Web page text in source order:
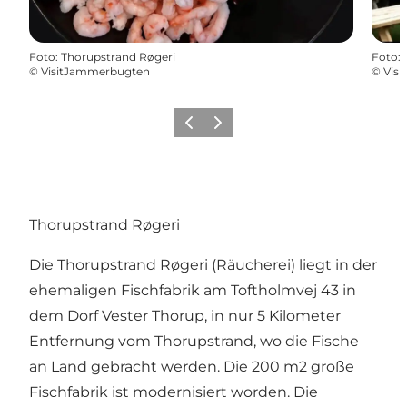
Foto: Thorupstrand Røgeri
© VisitJammerbugten
Foto:
©
ZurückWeiter
Thorupstrand Røgeri
Die Thorupstrand Røgeri (Räucherei) liegt in der
ehemaligen Fischfabrik am Toftholmvej 43 in
dem Dorf Vester Thorup, in nur 5 Kilometer
Entfernung vom Thorupstrand, wo die Fische
an Land gebracht werden. Die 200 m2 große
Fischfabrik ist modernisiert worden. Die